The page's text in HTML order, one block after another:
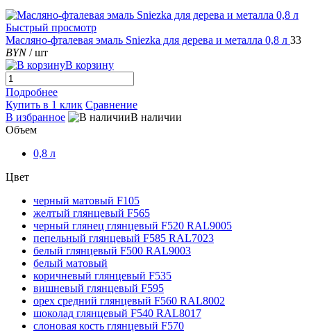
Быстрый просмотр
Масляно-фталевая эмаль Sniezka для дерева и металла 0,8 л 33
BYN / шт
В корзину
Подробнее
Купить в 1 клик Сравнение
В избранное
В наличии
Объем
0,8 л
Цвет
черный матовый F105
желтый глянцевый F565
черный глянец глянцевый F520 RAL9005
пепельный глянцевый F585 RAL7023
белый глянцевый F500 RAL9003
белый матовый
коричневый глянцевый F535
вишневый глянцевый F595
орех средний глянцевый F560 RAL8002
шоколад глянцевый F540 RAL8017
слоновая кость глянцевый F570